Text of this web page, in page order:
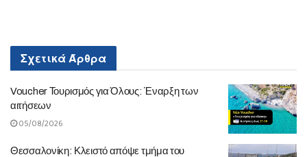
ΣχετικάΆρθρα
Voucher Τουρισμός για Όλους: Έναρξη των
αιτήσεων
05/08/2026
Θεσσαλονίκη: Κλειστό απόψε τμήμα του